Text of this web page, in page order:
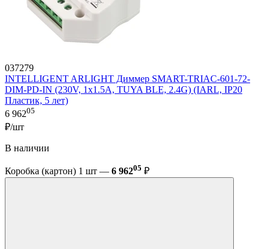
037279
INTELLIGENT ARLIGHT Диммер SMART-TRIAC-601-72-
DIM-PD-IN (230V, 1x1.5A, TUYA BLE, 2.4G) (IARL, IP20
Пластик, 5 лет)
6 96205
₽/шт
В наличии
Коробка (картон) 1 шт — 6 96205 ₽